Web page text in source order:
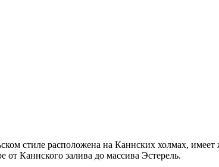
стиле расположена на Каннских холмах,
Каннского залива до массива Эстерель.